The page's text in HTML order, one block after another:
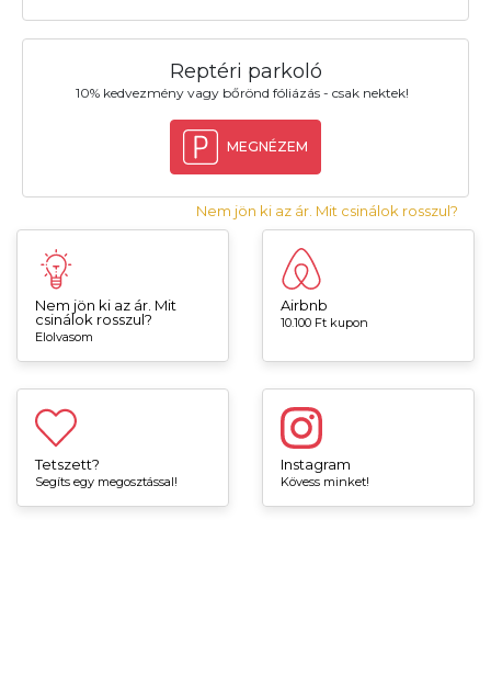
Reptéri parkoló
10% kedvezmény vagy bőrönd fóliázás - csak nektek!
MEGNÉZEM
Nem jön ki az ár. Mit csinálok rosszul?
Nem jön ki az ár. Mit
csinálok rosszul?
Elolvasom
Airbnb
10.100 Ft kupon
Tetszett?
Segíts egy megosztással!
Instagram
Kövess minket!